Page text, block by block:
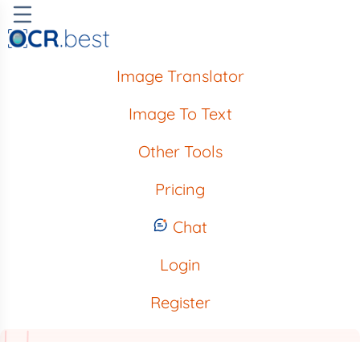
Image Translator
Image To Text
Other Tools
Pricing
Chat
Login
Register